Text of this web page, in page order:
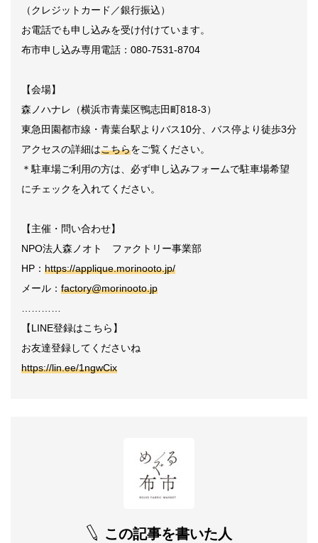
（クレジットカード／銀行振込）
お電話でも申し込みを受け付けています。
布市申し込み専用電話：080-7531-8704
【会場】
森ノハナレ（横浜市青葉区鴨志田町818-3）
東急田園都市線・青葉台駅よりバス10分、バス停より徒歩3分
アクセスの詳細はこちらをご覧ください。
＊駐車場ご利用の方は、必ず申し込みフォームで駐車場希望
にチェックを入れてください。
【主催・問い合わせ】
NPO法人森ノオト ファクトリー事業部
HP： https://applique.morinooto.jp/
メール： factory@morinooto.jp
…………
【LINE登録はこちら】
お友達登録してくださいね
https://lin.ee/1ngwCix
この記事を書いた人